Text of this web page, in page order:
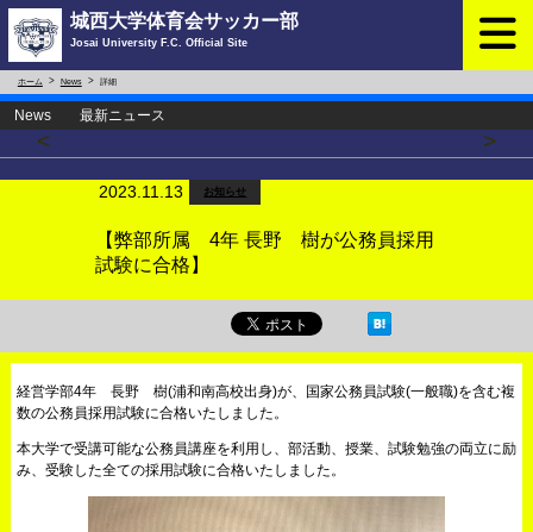
城西大学体育会サッカー部
Josai University F.C. Official Site
ホーム News 詳細
News 最新ニュース
< >
2023.11.13 お知らせ
【弊部所属 4年 長野 樹が公務員採用
試験に合格】
経営学部4年 長野 樹(浦和南高校出身)が、国家公務員試験(一般職)を含む複
数の公務員採用試験に合格いたしました。
本大学で受講可能な公務員講座を利用し、部活動、授業、試験勉強の両立に励
み、受験した全ての採用試験に合格いたしました。